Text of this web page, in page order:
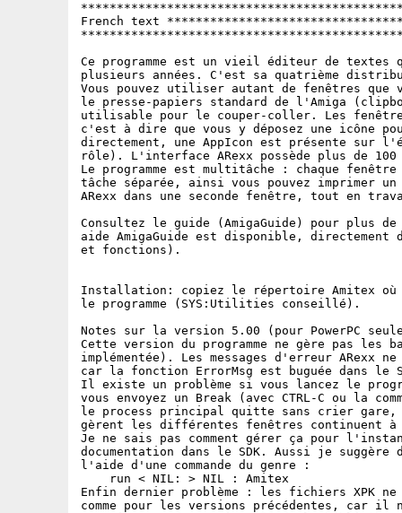
French text
Ce programme est un vieil éditeur de
plusieurs années. C'est sa quatrième
Vous pouvez utiliser autant de fenêtres que
le presse-papiers standard de l'Amiga
utilisable pour le couper-coller. Les fenêtres
c'est à dire que vous y déposez une icône
directement, une AppIcon est présente sur
rôle). L'interface ARexx possède plus de 100
Le programme est multitâche : chaque
tâche séparée, ainsi vous pouvez imprimer
ARexx dans une seconde fenêtre, tout en
Consultez le guide (AmigaGuide) pour plus
aide AmigaGuide est disponible, directement
et fonctions).
Installation: copiez le répertoire Amitex
le programme (SYS:Utilities conseillé).
Notes sur la version 5.00 (pour PowerPC
Cette version du programme ne gère pas les
implémentée). Les messages d'erreur ARexx
car la fonction ErrorMsg est buguée dans le
Il existe un problème si vous lancez le
vous envoyez un Break (avec CTRL-C ou la
le process principal quitte sans crier
gèrent les différentes fenêtres continuent
Je ne sais pas comment gérer ça pour
documentation dans le SDK. Aussi je suggère
l'aide d'une commande du genre :
    run < NIL: > NIL : Amitex
Enfin dernier problème : les fichiers XPK ne
comme pour les versions précédentes, car il